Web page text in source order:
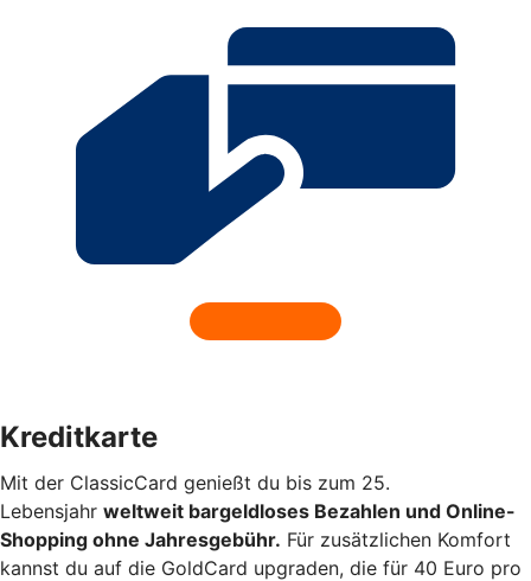
Kreditkarte
Mit der ClassicCard genießt du bis zum 25.
Lebensjahr weltweit bargeldloses Bezahlen und Online-
Shopping ohne Jahresgebühr. Für zusätzlichen Komfort
kannst du auf die GoldCard upgraden, die für 40 Euro pro